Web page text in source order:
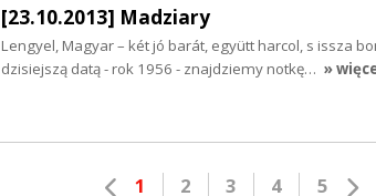
[23.10.2013] Madziary
Lengyel, Magyar – két jó barát, együtt harcol, s issza
dzisiejszą datą - rok 1956 - znajdziemy notkę… »
1 2 3 4 5